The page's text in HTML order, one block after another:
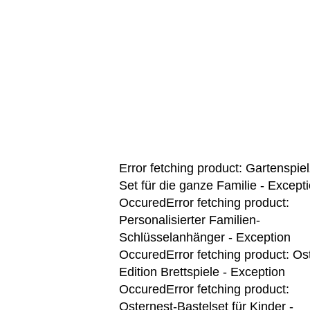
Error fetching product:
Set für die ganze Familie -
OccuredError fetching product:
Personalisierter Familien-
Schlüsselanhänger - Exception
OccuredError fetching product:
Edition Brettspiele - Exception
OccuredError fetching product:
Osternest-Bastelset für Kinder -